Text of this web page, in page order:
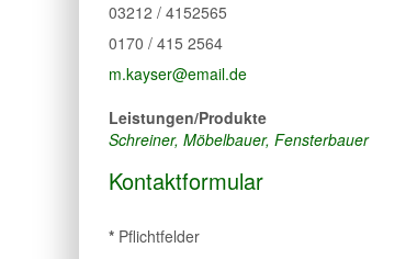
03212 / 4152565
0170 / 415 2564
m.kayser@email.de
Leistungen/Produkte
Schreiner, Möbelbauer, Fensterbauer
Kontaktformular
* Pflichtfelder